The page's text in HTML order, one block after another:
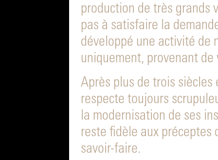
production de très grands
pas à satisfaire la
développé une activité de
uniquement, provenant
Après plus de trois
respecte toujours
la modernisation de ses
reste fidèle aux préceptes
savoir-faire.